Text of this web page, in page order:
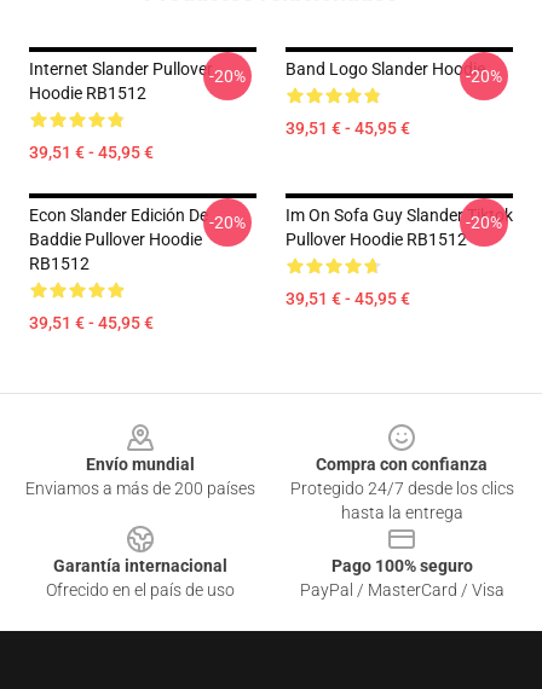
Internet Slander Pullover
Hoodie RB1512
39,51 € - 45,95 €
-20% Band Logo Slander Hoodie
39,51 € - 45,95 €
-20%
Econ Slander Edición De
Baddie Pullover Hoodie
RB1512
39,51 € - 45,95 €
-20%
Im On Sofa Guy Slander Tiktok
Pullover Hoodie RB1512
39,51 € - 45,95 €
-20%
Envío mundial
Enviamos a más de 200 países
Compra con confianza
Protegido 24/7 desde los clics
hasta la entrega
Garantía internacional
Ofrecido en el país de uso
Pago 100% seguro
PayPal / MasterCard / Visa